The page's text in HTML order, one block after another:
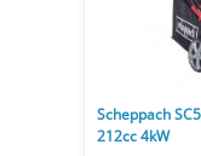
Scheppach
212cc 4kW